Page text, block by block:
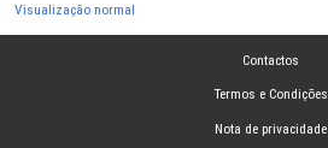
Visualização normal
Contactos
Termos e Condições
Nota de privacidade